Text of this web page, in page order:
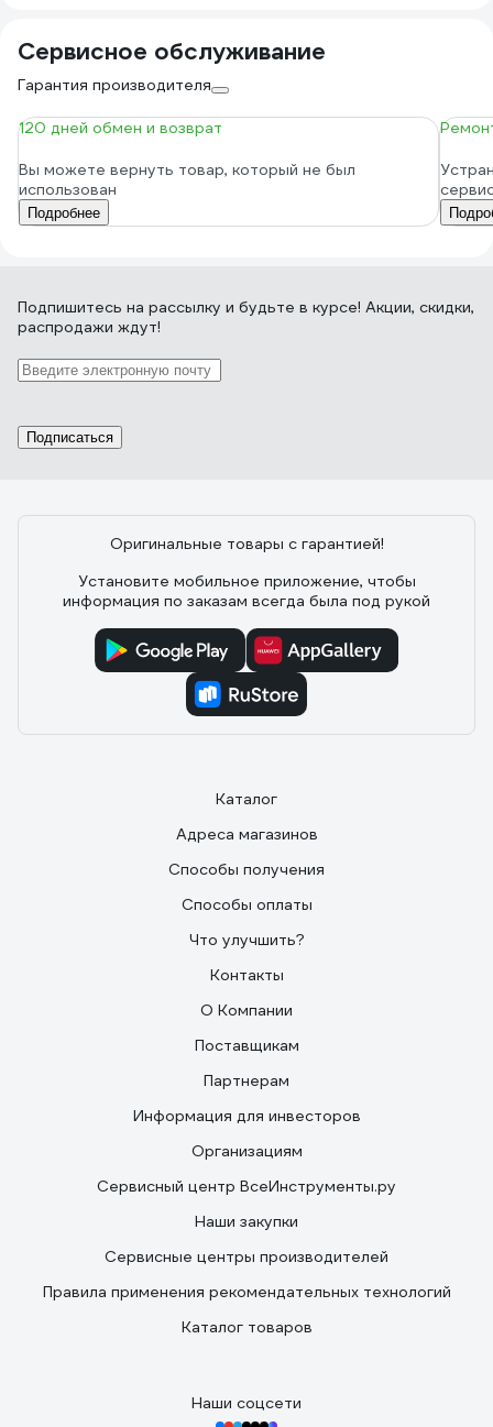
Сервисное обслуживание
Гарантия производителя
120 дней обмен и возврат
Вы можете вернуть товар, который не был
использован
Подробнее
Подпишитесь на рассылку и будьте в курсе! Акции, скидки,
распродажи ждут!
Подписаться
Оригинальные товары с гарантией!
Установите мобильное приложение, чтобы
информация по заказам всегда была под рукой
Каталог
Адреса магазинов
Способы получения
Способы оплаты
Что улучшить?
Контакты
О Компании
Поставщикам
Партнерам
Информация для инвесторов
Организациям
Сервисный центр ВсеИнструменты.ру
Наши закупки
Сервисные центры производителей
Правила применения рекомендательных технологий
Каталог товаров
Наши соцсети